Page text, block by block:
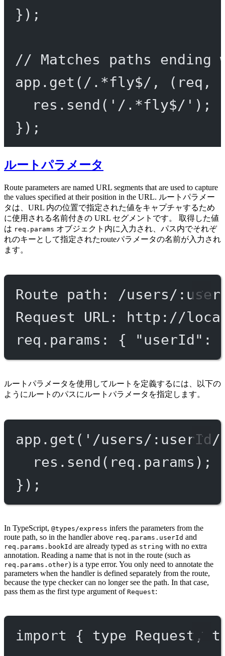
});
// Matches paths
app. get ( / . *fly$/ , ( req ,
res. send ( '/.*fly$/' );
});
ルートパラメータ
Route parameters are named URL segments that are used to capture
the values specified at their position in the URL. ルートパラメー
タは、URL 内の位置で指定された値をキャプチャするため
に使用される名前付きの URL セグメントです。 取得した値
は req.params オブジェクト内に入力され、パス内でそれぞ
れのキーとして指定されたrouteパラメータの名前が入力され
ます。
Route path: /users/
Request URL: http://
req.params: { "userId":
ルートパラメータを使用してルートを定義するには、以下の
ようにルートのパスにルートパラメータを指定します。
app. get ( '/users/:userId/
res. send (req.params);
});
In TypeScript, @types/express infers the parameters from the
route path, so in the handler above req.params.userId and
req.params.bookId are already typed as string with no extra
annotation. Reading a name that is not in the route (such as
req.params.other) is a type error. You only need to annotate the
parameters when the handler is defined separately from the route,
because the type checker can no longer see the path. In that case,
pass them as the first type argument of Request:
import { type Request,